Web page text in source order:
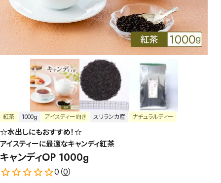
紅茶 1000g アイスティー向き スリランカ産 ナチュラルティー
☆水出しにもおすすめ！☆
アイスティーに最適なキャンディ紅茶
キャンディOP 1000g
0（0）